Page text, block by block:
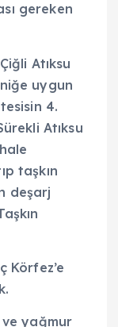
gereken
Atıksu
uygun
4.
Atıksu
taşkın
deşarj
Körfez’e
ve yağmur